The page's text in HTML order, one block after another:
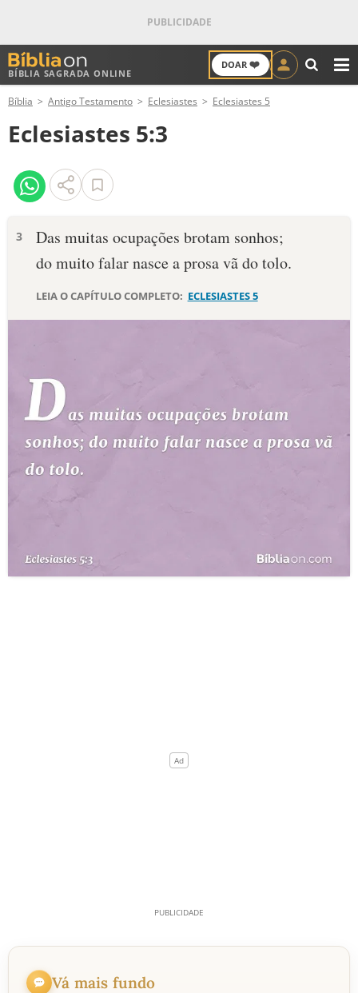
BÍBLIA SAGRADA ONLINE
DOAR ❤️
ANTIGO TESTAMENTO
NOVO TESTAMENTO
VERSÍCULOS
PALAVRA DO DIA
10 MANDAMENTOS
ESTUDOS BÍBLICOS
ESBOÇOS DE PREGAÇÃO
PERGUNTE À BÍBLIA
Bíblia Antigo Testamento Eclesiastes Eclesiastes 5
Eclesiastes 5:3
3
Das muitas ocupações brotam sonhos;
do muito falar nasce a prosa vã do tolo.
LEIA O CAPÍTULO COMPLETO: ECLESIASTES 5
Vá mais fundo